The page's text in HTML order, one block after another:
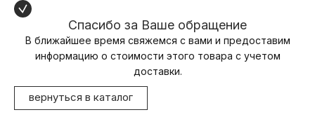
Спасибо за Ваше обращение
В ближайшее время свяжемся с вами и предоставим
информацию о стоимости этого товара с учетом
доставки.
вернуться в каталог